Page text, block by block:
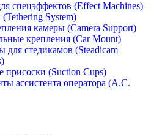
спецэффектов (Effect Machines)
System)
камеры (Camera Support)
крепления (Car Mount)
для стедикамов (Steadicam
присоски (Suction Cups)
ассистента оператора (A.C.